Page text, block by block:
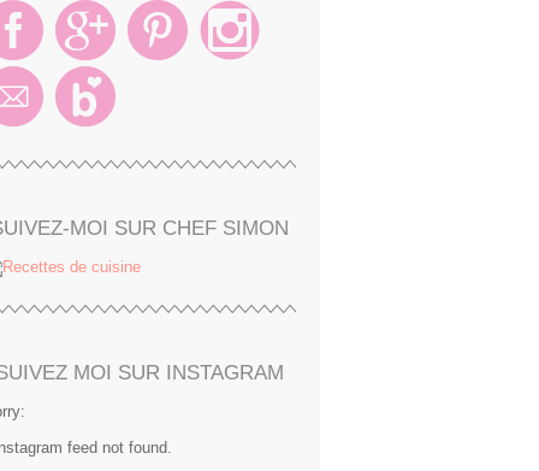
MOI SUR CHEF SIMON
MOI SUR INSTAGRAM
feed not found.